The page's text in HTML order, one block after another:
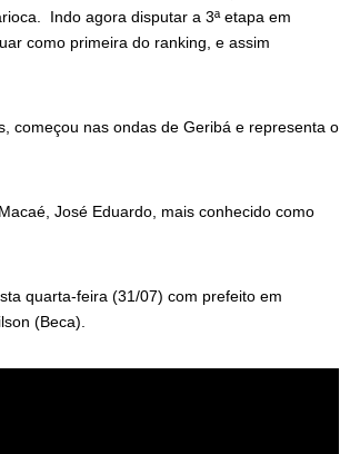
Indo agora disputar a 3ª etapa em
como primeira do ranking, e assim
começou nas ondas de Geribá e representa o
José Eduardo, mais conhecido como
quarta-feira (31/07) com prefeito em
(Beca).